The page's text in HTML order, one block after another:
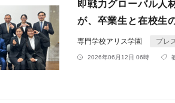
即戦力グローバル人
が、卒業生と在校生
専門学校アリス学園 プレ
2026年06月12日 06時